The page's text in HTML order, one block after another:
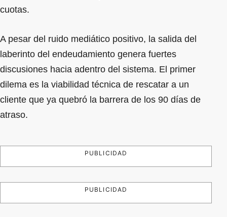
cuotas.
A pesar del ruido mediático positivo, la salida del
laberinto del endeudamiento genera fuertes
discusiones hacia adentro del sistema. El primer
dilema es la viabilidad técnica de rescatar a un
cliente que ya quebró la barrera de los 90 días de
atraso.
PUBLICIDAD
PUBLICIDAD